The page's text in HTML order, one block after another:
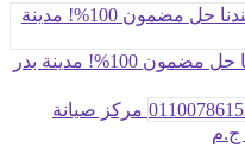
ثلاجات كريازي كل الأعطال ليها عندنا حل مضمون 100%! مدينة بدر
مركز صيانة